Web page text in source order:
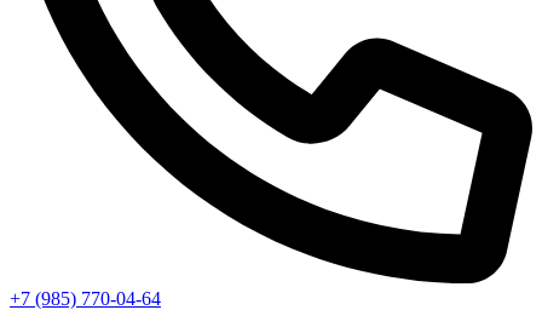
+7 (985) 770-04-64